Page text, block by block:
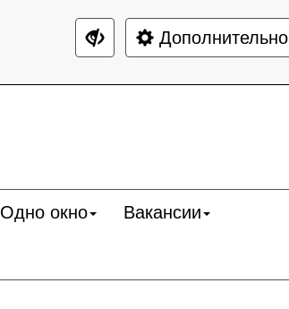
Дополнительно
Одно окно Вакансии